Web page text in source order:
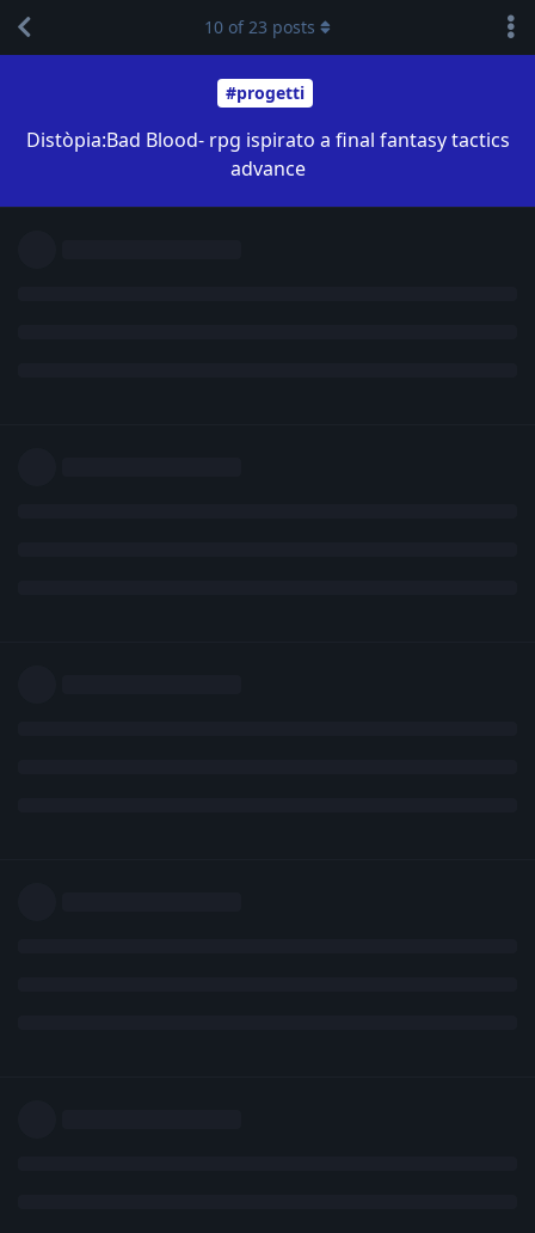
#progetti
Distòpia:Bad Blood- rpg ispirato a final fantasy tactics
advance
10 of23 posts